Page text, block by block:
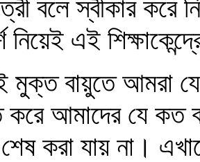
বলে স্বীকার
এই
মুক্ত বায়ুতে আমরা
আমাদের যে কত
করা যায় না।